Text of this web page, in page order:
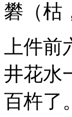
礬（枯
上件
井花水
百杵了